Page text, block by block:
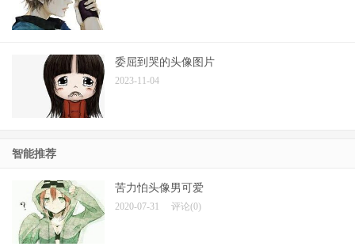
委屈到哭的头像图片
2023-11-04
智能推荐
苦力怕头像男可爱
2020-07-31 评论(0)